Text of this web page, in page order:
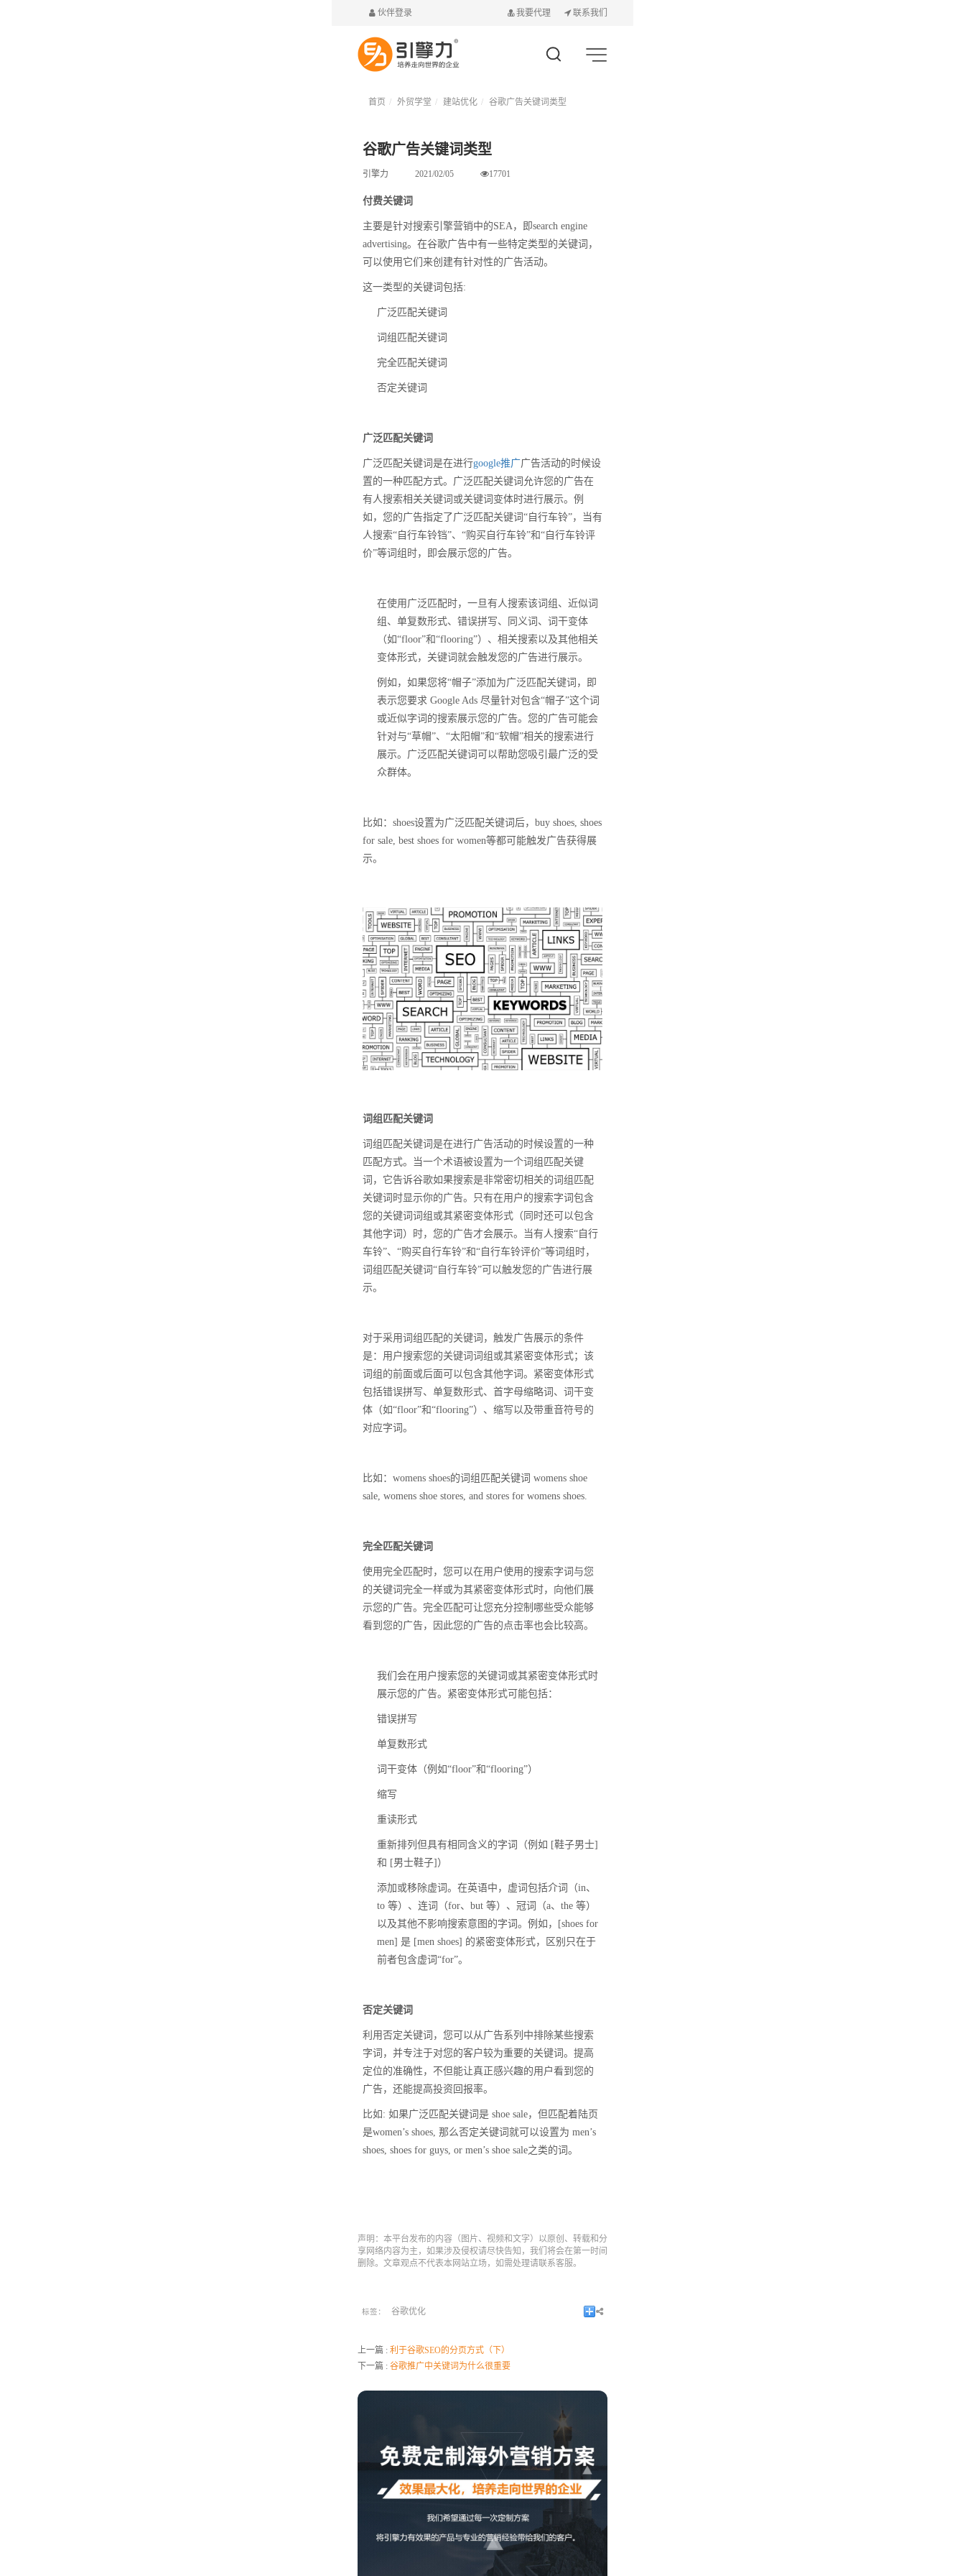
伙伴登录 我要代理 联系我们
首页 外贸学堂 建站优化 谷歌广告关键词类型
谷歌广告关键词类型
引擎力 2021/02/05 17701
付费关键词
主要是针对搜索引擎营销中的SEA，即search engine
advertising。在谷歌广告中有一些特定类型的关键词，
可以使用它们来创建有针对性的广告活动。
这一类型的关键词包括:
广泛匹配关键词
词组匹配关键词
完全匹配关键词
否定关键词
广泛匹配关键词
广泛匹配关键词是在进行google推广广告活动的时候设
置的一种匹配方式。广泛匹配关键词允许您的广告在
有人搜索相关关键词或关键词变体时进行展示。例
如，您的广告指定了广泛匹配关键词“自行车铃”，当有
人搜索“自行车铃铛”、“购买自行车铃”和“自行车铃评
价”等词组时，即会展示您的广告。
在使用广泛匹配时，一旦有人搜索该词组、近似词
组、单复数形式、错误拼写、同义词、词干变体
（如“floor”和“flooring”）、相关搜索以及其他相关
变体形式，关键词就会触发您的广告进行展示。
例如，如果您将“帽子”添加为广泛匹配关键词，即
表示您要求 Google Ads 尽量针对包含“帽子”这个词
或近似字词的搜索展示您的广告。您的广告可能会
针对与“草帽”、“太阳帽”和“软帽”相关的搜索进行
展示。广泛匹配关键词可以帮助您吸引最广泛的受
众群体。
比如：shoes设置为广泛匹配关键词后，buy shoes, shoes
for sale, best shoes for women等都可能触发广告获得展
示。
词组匹配关键词
词组匹配关键词是在进行广告活动的时候设置的一种
匹配方式。当一个术语被设置为一个词组匹配关键
词，它告诉谷歌如果搜索是非常密切相关的词组匹配
关键词时显示你的广告。只有在用户的搜索字词包含
您的关键词词组或其紧密变体形式（同时还可以包含
其他字词）时，您的广告才会展示。当有人搜索“自行
车铃”、“购买自行车铃”和“自行车铃评价”等词组时，
词组匹配关键词“自行车铃”可以触发您的广告进行展
示。
对于采用词组匹配的关键词，触发广告展示的条件
是：用户搜索您的关键词词组或其紧密变体形式；该
词组的前面或后面可以包含其他字词。紧密变体形式
包括错误拼写、单复数形式、首字母缩略词、词干变
体（如“floor”和“flooring”）、缩写以及带重音符号的
对应字词。
比如：womens shoes的词组匹配关键词 womens shoe
sale, womens shoe stores, and stores for womens shoes.
完全匹配关键词
使用完全匹配时，您可以在用户使用的搜索字词与您
的关键词完全一样或为其紧密变体形式时，向他们展
示您的广告。完全匹配可让您充分控制哪些受众能够
看到您的广告，因此您的广告的点击率也会比较高。
我们会在用户搜索您的关键词或其紧密变体形式时
展示您的广告。紧密变体形式可能包括：
错误拼写
单复数形式
词干变体（例如“floor”和“flooring”）
缩写
重读形式
重新排列但具有相同含义的字词（例如 [鞋子男士]
和 [男士鞋子]）
添加或移除虚词。在英语中，虚词包括介词（in、
to 等）、连词（for、but 等）、冠词（a、the 等）
以及其他不影响搜索意图的字词。例如，[shoes for
men] 是 [men shoes] 的紧密变体形式，区别只在于
前者包含虚词“for”。
否定关键词
利用否定关键词，您可以从广告系列中排除某些搜索
字词，并专注于对您的客户较为重要的关键词。提高
定位的准确性，不但能让真正感兴趣的用户看到您的
广告，还能提高投资回报率。
比如: 如果广泛匹配关键词是 shoe sale，但匹配着陆页
是women’s shoes, 那么否定关键词就可以设置为 men’s
shoes, shoes for guys, or men’s shoe sale之类的词。
声明：本平台发布的内容（图片、视频和文字）以原创、转载和分
享网络内容为主，如果涉及侵权请尽快告知，我们将会在第一时间
删除。文章观点不代表本网站立场，如需处理请联系客服。
标签： 谷歌优化
上一篇 : 利于谷歌SEO的分页方式（下）
下一篇 : 谷歌推广中关键词为什么很重要